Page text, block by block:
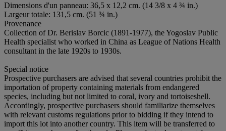
Dimensions d'un panneau: 36,5 x 12,2 cm. (14 3/8 x 4 ¾ in.)
Largeur totale: 131,5 cm. (51 ¾ in.)
Provenance
Collection of Dr. Berislav Borcic (1891-1977), the Yogoslav Public
Health specialist who worked in China as League of Nations Health
consultant in the late 1920s to 1930s.
Special notice
Prospective purchasers are advised that several countries prohibit the
importation of property containing materials from endangered
species, including but not limited to coral, ivory and tortoiseshell.
Accordingly, prospective purchasers should familiarize themselves
with relevant customs regulations prior to bidding if they intend to
import this lot into another country. This item will be transferred to